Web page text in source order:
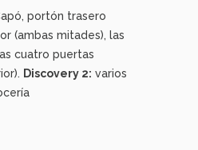
portón trasero
(ambas mitades), las
cuatro puertas
Discovery 2: varios